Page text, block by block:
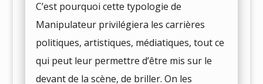
C’est pourquoi cette typologie de
Manipulateur privilégiera les carrières
politiques, artistiques, médiatiques, tout ce
qui peut leur permettre d’être mis sur le
devant de la scène, de briller. On les